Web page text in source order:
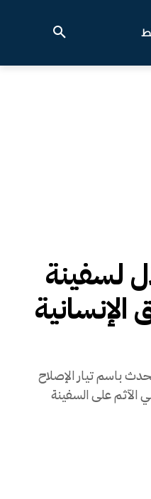
لسفينة
باسم تيار الإصلاح
الآثم على السفينة